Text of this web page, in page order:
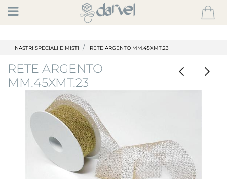
Open
NASTRI SPECIALI E MISTI RETE ARGENTO MM.45XMT.23
RETE ARGENTO
MM.45XMT.23